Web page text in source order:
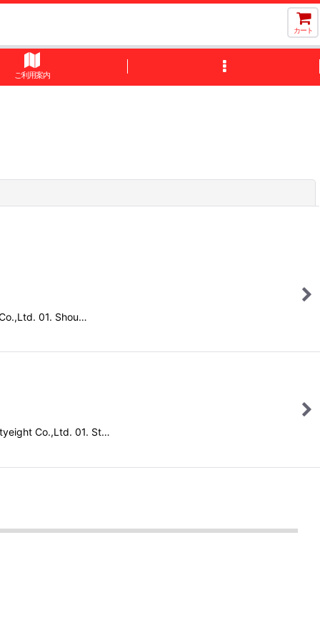
カート
ご利用案内
01. Shou…
Co.,Ltd. 01. St…